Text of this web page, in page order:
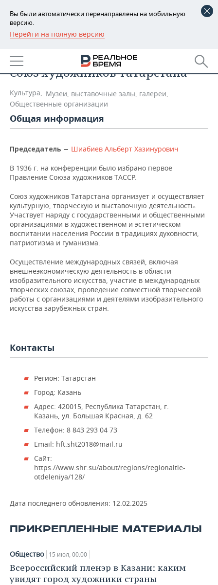
Вы были автоматически перенаправлены на мобильную
версию.
Перейти на полную версию
РЕГИОНЫ
БАШКОРТОСТАН
ТАТАРСТАН
УДМУРТИЯ
НОВОСТИ
АНАЛИТИКА
НОВОСТИ АНАЛИТИКИ
ДЕКЛАРАЦИИ О ДОХОДАХ
КОРОЛИ ГОСЗАКАЗА ПФО
ВУЗЫ ТАТАРСТАНА
КОМУ ПРИНАДЛЕЖАТ
ТОРГОВЫЕ ЦЕНТРЫ
ТАТАРСТАНА
ЭКОНОМИКА
НОВОСТИ ЭКОНОМИКИ
ФИНАНСЫ
БАНКИ
БЮДЖЕТ
ИНВЕСТИЦИИ
ПРОМЫШЛЕННОСТЬ
НОВОСТИ
ПРОМЫШЛЕННОСТИ
АГРОПРОМ
МАШИНОСТРОЕНИЕ
НЕФТЕХИМИЯ
НЕФТЬ
ОПК
ЭНЕРГЕТИКА
НЕДВИЖИМОСТЬ
НОВОСТИ НЕДВИЖИМОСТИ
АВТО
НОВОСТИ АВТО
БИЗНЕС
НОВОСТИ БИЗНЕСА
РОЗНИЧНАЯ ТОРГОВЛЯ
ТРАНСПОРТ
УСЛУГИ
ТЕХНОЛОГИИ
НОВОСТИ ТЕХНОЛОГИЙ
IT
МЕДИА
ТЕЛЕКОММУНИКАЦИИ
МЕРОПРИЯТИЯ
НОВОСТИ МЕРОПРИЯТИЙ
ВЫЕЗДНАЯ РЕДАКЦИЯ
БИЗНЕС-БРАНЧИ
ОТКРЫТАЯ ЛЕКЦИЯ
СПОРТ
НОВОСТИ СПОРТА
ФУТБОЛ
БАСКЕТБОЛ
КИБЕРСПОРТ
ФИГУРНОЕ КАТАНИЕ
ВОДНЫЕ ВИДЫ СПОРТА
ХОККЕЙ С МЯЧОМ
ОБЩЕСТВО
НОВОСТИ ОБЩЕСТВА
ИНФРАСТРУКТУРА
КУЛЬТУРА
МЕДИЦИНА
ОБРАЗОВАНИЕ
ПРОИСШЕСТВИЯ
ФОТОГАЛЕРЕЯ
СПРАВОЧНИК
СПИСОК КОМПАНИЙ
Союз художников Татарстана
Культура, Музеи, выставочные залы, галереи,
Общественные организации
Общая информация
Председатель — Шиабиев Альберт Хазинурович
В 1936 г. на конференции было избрано первое
Правление Союза художников ТАССР.
Союз художников Татарстана организует и осуществляет
культурную, творческую и выставочную деятельность.
Участвует наряду с государственными и общественными
организациями в художественном и эстетическом
воспитании населения России в традициях духовности,
патриотизма и гуманизма.
Осуществление международных связей, включая
внешнеэкономическую деятельность в области
изобразительного искусства, участие в международных
творческих союзах, проведение совместной творческой
работы с организациями и деятелями изобразительного
искусства зарубежных стран.
Контакты
Регион: Татарстан
Город: Казань
Адрес: 420015, Республика Татарстан, г.
Казань, ул. Большая Красная, д. 62
Телефон: 8 843 293 04 73
Email: hft.sht2018@mail.ru
Сайт:
https://www.shr.su/about/regions/regionaltie-
otdeleniya/128/
Дата последнего обновления: 12.02.2025
ПРИКРЕПЛЕННЫЕ МАТЕРИАЛЫ
Общество 15 июл, 00:00
Всероссийский пленэр в Казани: каким
увидят город художники страны